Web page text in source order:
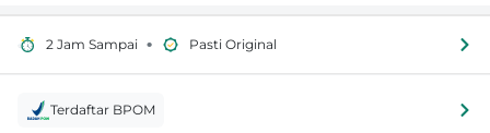
2 Jam Sampai • Pasti Original
Terdaftar BPOM